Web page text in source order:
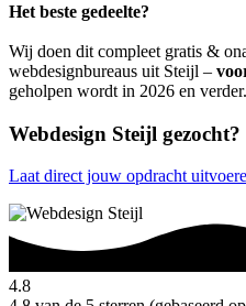
Het beste gedeelte?
Wij doen dit compleet gratis &
webdesignbureaus uit Steijl –
geholpen wordt in 2026 en verder.
Webdesign Steijl gezocht?
Laat direct jouw opdracht
4.8